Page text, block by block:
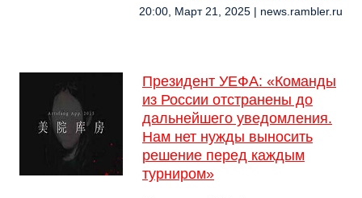
20:00, Март 21, 2025 | news.rambler.ru
Президент УЕФА: «Команды
из России отстранены до
дальнейшего уведомления.
Нам нет нужды выносить
решение перед каждым
турниром»